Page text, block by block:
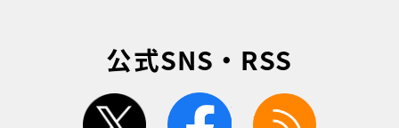
公式SNS・RSS
twitter facebook